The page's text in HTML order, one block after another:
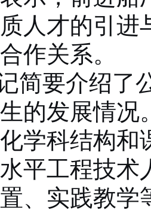
人才的引进
作关系。
简要介绍了
的发展情况
学科结构
平工程技
、实践教学